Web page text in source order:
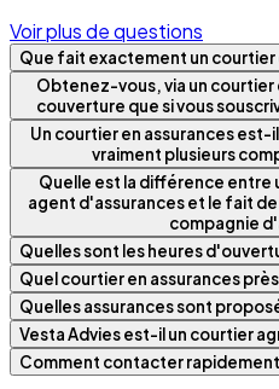
Voir plus de questions
Que fait exactement un courtier
Obtenez-vous, via un courtier
couverture que si vous
Un courtier en assurances
vraiment plusieurs
Quelle est la différence entre
agent d'assurances et le fait
compagnie
Quelles sont les heures
Quel courtier en assurances
Quelles assurances sont
Vesta Advies est-il un courtier
Comment contacter rapidement